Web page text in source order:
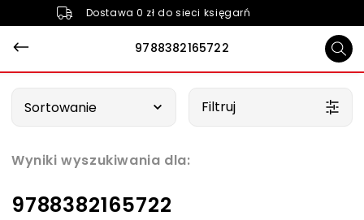
Dostawa 0 zł do sieci księgarń
9788382165722
Wyniki wyszukiwania dla:
9788382165722
Sortowanie Filtruj